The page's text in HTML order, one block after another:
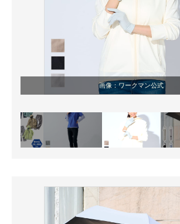
画像：ワークマン公式